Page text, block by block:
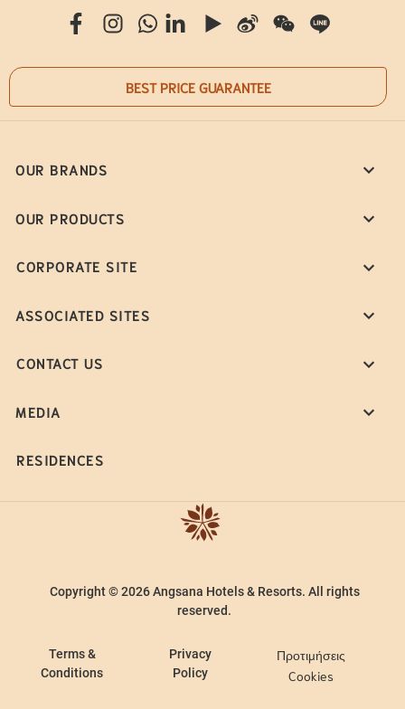
BEST PRICE GUARANTEE
OUR BRANDS
OUR PRODUCTS
CORPORATE SITE
ASSOCIATED SITES
CONTACT US
MEDIA
RESIDENCES
Copyright © 2026 Angsana Hotels & Resorts. All rights
reserved.
Terms &
Conditions
Privacy
Policy
Προτιμήσεις
Cookies